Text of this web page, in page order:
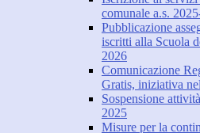
comunale a.s.
Pubblicazione
iscritti alla Scuola
2026
Comunicazione
Gratis, iniziativa
Sospensione
2025
Misure per la